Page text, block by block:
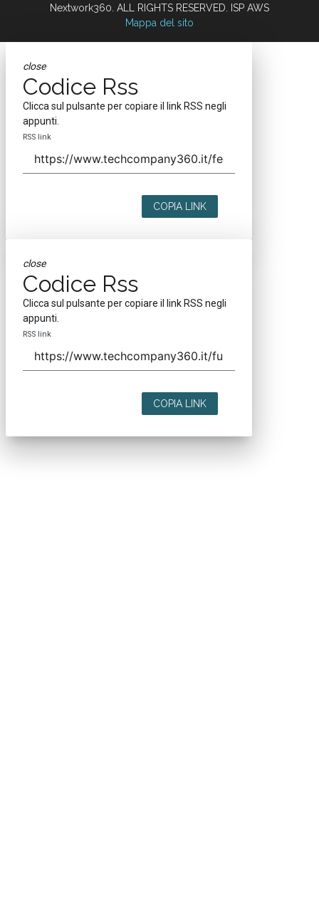
Nextwork360. ALL RIGHTS RESERVED. ISP AWS
Mappa del sito
close
Codice Rss
Clicca sul pulsante per copiare il link RSS negli
appunti.
RSS link
COPIA LINK
close
Codice Rss
Clicca sul pulsante per copiare il link RSS negli
appunti.
RSS link
COPIA LINK